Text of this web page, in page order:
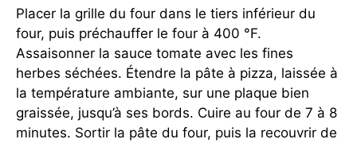
Placer la grille du four dans le tiers inférieur du
four, puis préchauffer le four à 400 °F.
Assaisonner la sauce tomate avec les fines
herbes séchées. Étendre la pâte à pizza, laissée à
la température ambiante, sur une plaque bien
graissée, jusqu’à ses bords. Cuire au four de 7 à 8
minutes. Sortir la pâte du four, puis la recouvrir de